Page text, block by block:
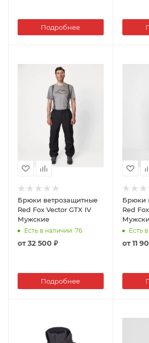
Подробнее
Брюки ветрозащитные
Red Fox Vector GTX IV
Мужские
Есть в наличии: 76
от32 500 ₽
Подробнее
Брюки
Red
Есть
от11